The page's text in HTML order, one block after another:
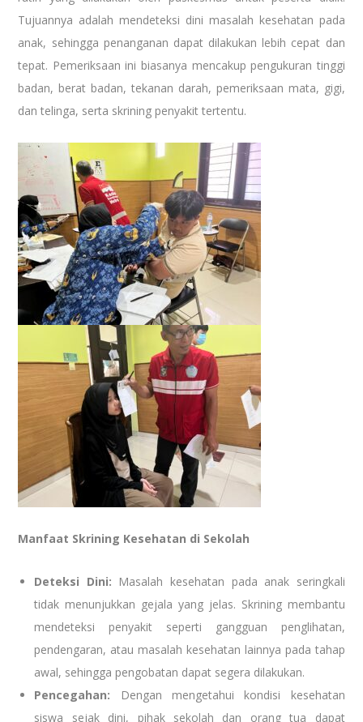
Tujuannya adalah mendeteksi dini masalah kesehatan pada
anak, sehingga penanganan dapat dilakukan lebih cepat dan
tepat. Pemeriksaan ini biasanya mencakup pengukuran tinggi
badan, berat badan, tekanan darah, pemeriksaan mata, gigi,
dan telinga, serta skrining penyakit tertentu.
Manfaat Skrining Kesehatan di Sekolah
Deteksi Dini: Masalah kesehatan pada anak seringkali
tidak menunjukkan gejala yang jelas. Skrining membantu
mendeteksi penyakit seperti gangguan penglihatan,
pendengaran, atau masalah kesehatan lainnya pada tahap
awal, sehingga pengobatan dapat segera dilakukan.
Pencegahan: Dengan mengetahui kondisi kesehatan
siswa sejak dini, pihak sekolah dan orang tua dapat